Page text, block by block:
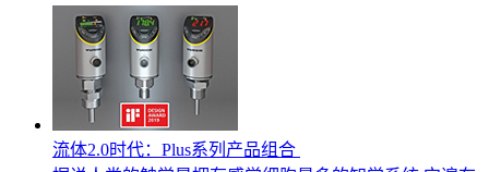
流体2.0时代：Plus系列产品组合